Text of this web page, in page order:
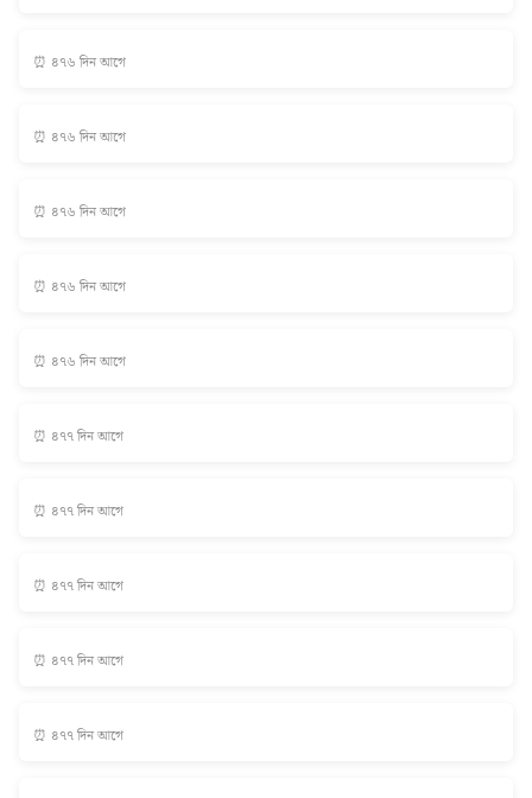
⏰ ৪৭৬ দিন আগে
⏰ ৪৭৬ দিন আগে
⏰ ৪৭৬ দিন আগে
⏰ ৪৭৬ দিন আগে
⏰ ৪৭৬ দিন আগে
⏰ ৪৭৭ দিন আগে
⏰ ৪৭৭ দিন আগে
⏰ ৪৭৭ দিন আগে
⏰ ৪৭৭ দিন আগে
⏰ ৪৭৭ দিন আগে